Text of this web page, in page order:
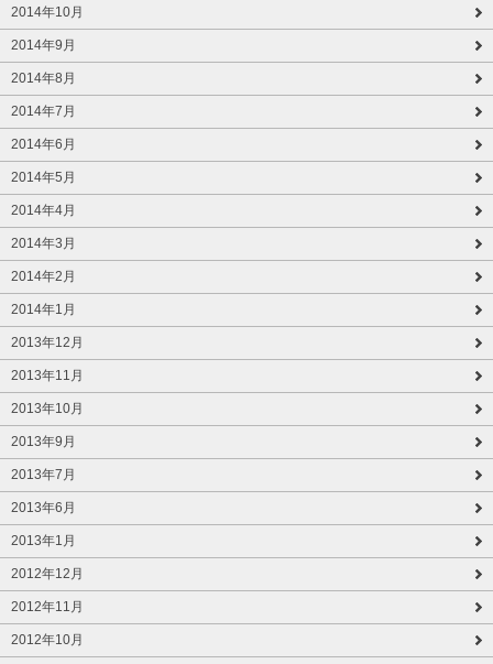
2014年10月
2014年9月
2014年8月
2014年7月
2014年6月
2014年5月
2014年4月
2014年3月
2014年2月
2014年1月
2013年12月
2013年11月
2013年10月
2013年9月
2013年7月
2013年6月
2013年1月
2012年12月
2012年11月
2012年10月